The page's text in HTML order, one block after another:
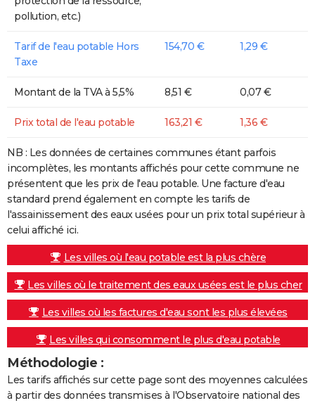
pollution, etc.)
Tarif de l'eau potable Hors
Taxe
154,70 € 1,29 €
Montant de la TVA à 5,5% 8,51 € 0,07 €
Prix total de l'eau potable 163,21 € 1,36 €
NB : Les données de certaines communes étant parfois
incomplètes, les montants affichés pour cette commune ne
présentent que les prix de l'eau potable. Une facture d'eau
standard prend également en compte les tarifs de
l'assainissement des eaux usées pour un prix total supérieur à
celui affiché ici.
Les villes où l'eau potable est la plus chère
Les villes où le traitement des eaux usées est le plus cher
Les villes où les factures d'eau sont les plus élevées
Les villes qui consomment le plus d'eau potable
Méthodologie :
Les tarifs affichés sur cette page sont des moyennes calculées
à partir des données transmises à l'Observatoire national des